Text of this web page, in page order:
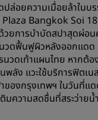
ล่อยความเมื่อยล้าในบ
Plaza Bangkok Soi
วยการบำบัดสปาสุดผ่อ
นวดฟื้นฟูผิวหลังออกแดด
นวดเท้าแผนไทย หากต้อ
ลัง แวะใช้บริการฟิตเน
องกรุงเทพฯ ในวันที่แ
มความสดชื่นที่สระว่าย